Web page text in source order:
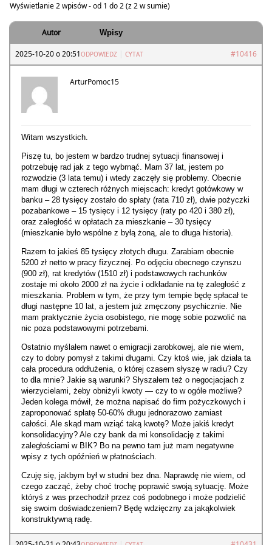
Wyświetlanie 2 wpisów - od 1 do 2 (z 2 w sumie)
Autor Wpisy
2025-10-20 o 20:51 #10416
ODPOWIEDZ CYTAT
ArturPomoc15
Witam wszystkich.
Piszę tu, bo jestem w bardzo trudnej sytuacji finansowej i
potrzebuję rad jak z tego wybrnąć. Mam 37 lat, jestem po
rozwodzie (3 lata temu) i wtedy zaczęły się problemy. Obecnie
mam długi w czterech różnych miejscach: kredyt gotówkowy w
banku – 28 tysięcy zostało do spłaty (rata 710 zł), dwie pożyczki
pozabankowe – 15 tysięcy i 12 tysięcy (raty po 420 i 380 zł),
oraz zaległość w opłatach za mieszkanie – 30 tysięcy
(mieszkanie było wspólne z byłą żoną, ale to długa historia).
Razem to jakieś 85 tysięcy złotych długu. Zarabiam obecnie
5200 zł netto w pracy fizycznej. Po odjęciu obecnego czynszu
(900 zł), rat kredytów (1510 zł) i podstawowych rachunków
zostaje mi około 2000 zł na życie i odkładanie na tę zaległość z
mieszkania. Problem w tym, że przy tym tempie będę spłacał te
długi następne 10 lat, a jestem już zmęczony psychicznie. Nie
mam praktycznie życia osobistego, nie mogę sobie pozwolić na
nic poza podstawowymi potrzebami.
Ostatnio myślałem nawet o emigracji zarobkowej, ale nie wiem,
czy to dobry pomysł z takimi długami. Czy ktoś wie, jak działa ta
cała procedura oddłużenia, o której czasem słyszę w radiu? Czy
to dla mnie? Jakie są warunki? Słyszałem też o negocjacjach z
wierzycielami, żeby obniżyli kwoty — czy to w ogóle możliwe?
Jeden kolega mówił, że można napisać do firm pożyczkowych i
zaproponować spłatę 50-60% długu jednorazowo zamiast
całości. Ale skąd mam wziąć taką kwotę? Może jakiś kredyt
konsolidacyjny? Ale czy bank da mi konsolidację z takimi
zaległościami w BIK? Bo na pewno tam już mam negatywne
wpisy z tych opóźnień w płatnościach.
Czuję się, jakbym był w studni bez dna. Naprawdę nie wiem, od
czego zacząć, żeby choć trochę poprawić swoją sytuację. Może
któryś z was przechodził przez coś podobnego i może podzielić
się swoim doświadczeniem? Będę wdzięczny za jakąkolwiek
konstruktywną radę.